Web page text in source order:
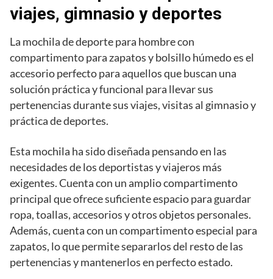
viajes, gimnasio y deportes
La mochila de deporte para hombre con
compartimento para zapatos y bolsillo húmedo es el
accesorio perfecto para aquellos que buscan una
solución práctica y funcional para llevar sus
pertenencias durante sus viajes, visitas al gimnasio y
práctica de deportes.
Esta mochila ha sido diseñada pensando en las
necesidades de los deportistas y viajeros más
exigentes. Cuenta con un amplio compartimento
principal que ofrece suficiente espacio para guardar
ropa, toallas, accesorios y otros objetos personales.
Además, cuenta con un compartimento especial para
zapatos, lo que permite separarlos del resto de las
pertenencias y mantenerlos en perfecto estado.